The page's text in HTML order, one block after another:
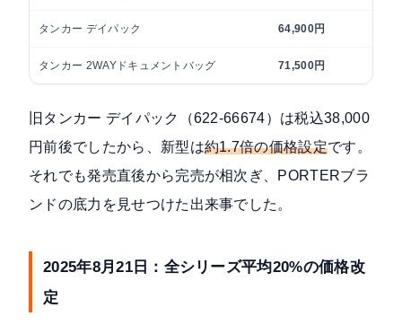
タンカー デイパック 64,900円
タンカー 2WAYドキュメントバッグ 71,500円
旧タンカー デイパック（622-66674）は税込38,000
円前後でしたから、新型は約1.7倍の価格設定です。
それでも発売直後から完売が相次ぎ、PORTERブラ
ンドの底力を見せつけた出来事でした。
2025年8月21日：全シリーズ平均20%の価格改
定